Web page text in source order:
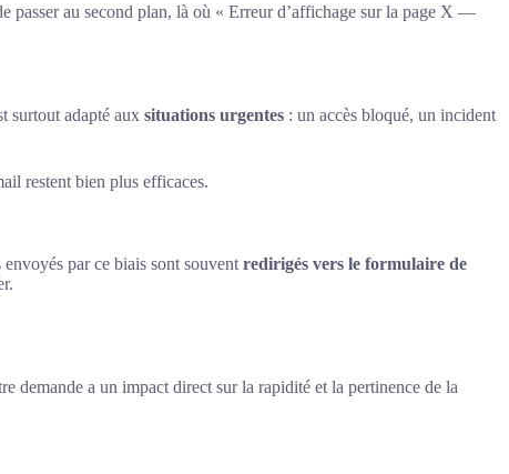
passer au second plan, là où « Erreur d’affichage sur la page X —
surtout adapté aux situations urgentes : un accès bloqué, un incident
restent bien plus efficaces.
par ce biais sont souvent redirigés vers le formulaire de
demande a un impact direct sur la rapidité et la pertinence de la